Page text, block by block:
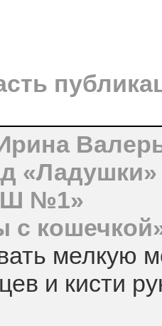
«Ладушки»
№1»
с
мелкую
и кисти